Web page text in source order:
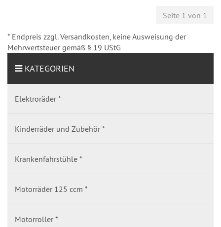
Seite 1 von 1
* Endpreis zzgl. Versandkosten, keine Ausweisung der
Mehrwertsteuer gemäß § 19 UStG
KATEGORIEN
Elektroräder *
Kinderräder und Zubehör *
Krankenfahrstühle *
Motorräder 125 ccm *
Motorroller *